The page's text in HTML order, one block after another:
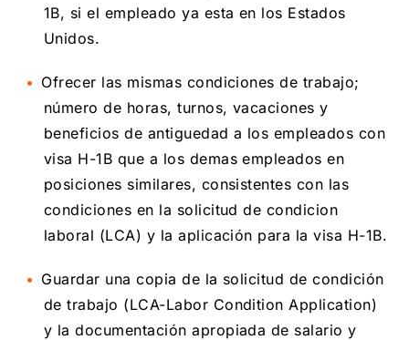
1B, si el empleado ya esta en los Estados
Unidos.
Ofrecer las mismas condiciones de trabajo;
número de horas, turnos, vacaciones y
beneficios de antiguedad a los empleados con
visa H-1B que a los demas empleados en
posiciones similares, consistentes con las
condiciones en la solicitud de condicion
laboral (LCA) y la aplicación para la visa H-1B.
Guardar una copia de la solicitud de condición
de trabajo (LCA-Labor Condition Application)
y la documentación apropiada de salario y